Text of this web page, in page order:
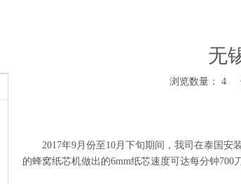
无
浏览数量： 4作
2017年9月份至10月下旬期间，我司在泰国安
的蜂窝纸芯机做出的6mm纸芯速度可达每分钟700